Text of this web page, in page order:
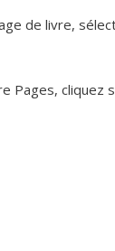
de livre,
Pages,